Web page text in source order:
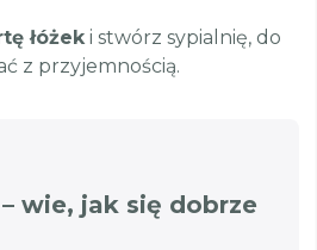
łóżeki stwórz sypialnię, do
z przyjemnością.
wie, jak się dobrze